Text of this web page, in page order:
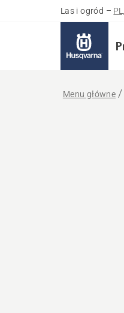
Las i ogród –
Menu główne